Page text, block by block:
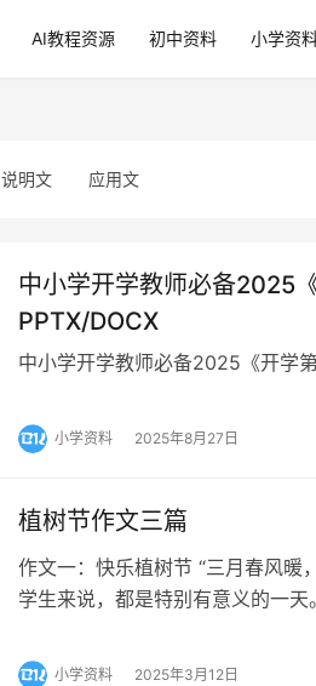
AI教程资源 初中资料 小学资
说明文 应用文
中小学开学教师必备2025
PPTX/DOCX
中小学开学教师必备2025《开学
小学资料 2025年8月27日
植树节作文三篇
作文一：快乐植树节 “三月春风暖
学生来说，都是特别有意义的一
小学资料 2025年3月12日